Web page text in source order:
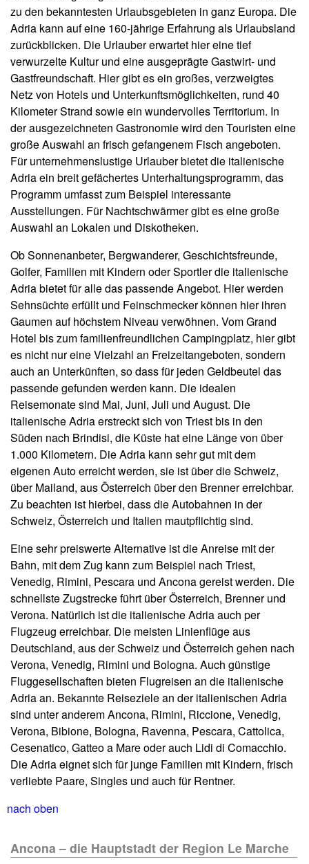
zu den bekanntesten Urlaubsgebieten in ganz Europa. Die
Adria kann auf eine 160-jährige Erfahrung als Urlaubsland
zurückblicken. Die Urlauber erwartet hier eine tief
verwurzelte Kultur und eine ausgeprägte Gastwirt- und
Gastfreundschaft. Hier gibt es ein großes, verzweigtes
Netz von Hotels und Unterkunftsmöglichkeiten, rund 40
Kilometer Strand sowie ein wundervolles Territorium. In
der ausgezeichneten Gastronomie wird den Touristen eine
große Auswahl an frisch gefangenem Fisch angeboten.
Für unternehmenslustige Urlauber bietet die italienische
Adria ein breit gefächertes Unterhaltungsprogramm, das
Programm umfasst zum Beispiel interessante
Ausstellungen. Für Nachtschwärmer gibt es eine große
Auswahl an Lokalen und Diskotheken.
Ob Sonnenanbeter, Bergwanderer, Geschichtsfreunde,
Golfer, Familien mit Kindern oder Sportler die italienische
Adria bietet für alle das passende Angebot. Hier werden
Sehnsüchte erfüllt und Feinschmecker können hier ihren
Gaumen auf höchstem Niveau verwöhnen. Vom Grand
Hotel bis zum familienfreundlichen Campingplatz, hier gibt
es nicht nur eine Vielzahl an Freizeitangeboten, sondern
auch an Unterkünften, so dass für jeden Geldbeutel das
passende gefunden werden kann. Die idealen
Reisemonate sind Mai, Juni, Juli und August. Die
italienische Adria erstreckt sich von Triest bis in den
Süden nach Brindisi, die Küste hat eine Länge von über
1.000 Kilometern. Die Adria kann sehr gut mit dem
eigenen Auto erreicht werden, sie ist über die Schweiz,
über Mailand, aus Österreich über den Brenner erreichbar.
Zu beachten ist hierbei, dass die Autobahnen in der
Schweiz, Österreich und Italien mautpflichtig sind.
Eine sehr preiswerte Alternative ist die Anreise mit der
Bahn, mit dem Zug kann zum Beispiel nach Triest,
Venedig, Rimini, Pescara und Ancona gereist werden. Die
schnellste Zugstrecke führt über Österreich, Brenner und
Verona. Natürlich ist die italienische Adria auch per
Flugzeug erreichbar. Die meisten Linienflüge aus
Deutschland, aus der Schweiz und Österreich gehen nach
Verona, Venedig, Rimini und Bologna. Auch günstige
Fluggesellschaften bieten Flugreisen an die italienische
Adria an. Bekannte Reiseziele an der italienischen Adria
sind unter anderem Ancona, Rimini, Riccione, Venedig,
Verona, Bibione, Bologna, Ravenna, Pescara, Cattolica,
Cesenatico, Gatteo a Mare oder auch Lidi di Comacchio.
Die Adria eignet sich für junge Familien mit Kindern, frisch
verliebte Paare, Singles und auch für Rentner.
nach oben
Ancona – die Hauptstadt der Region Le Marche